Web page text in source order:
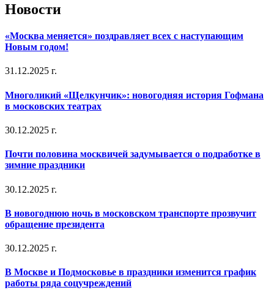
Новости
«Москва меняется» поздравляет всех с наступающим
Новым годом!
31.12.2025 г.
Многоликий «Щелкунчик»: новогодняя история Гофмана
в московских театрах
30.12.2025 г.
Почти половина москвичей задумывается о подработке в
зимние праздники
30.12.2025 г.
В новогоднюю ночь в московском транспорте прозвучит
обращение президента
30.12.2025 г.
В Москве и Подмосковье в праздники изменится график
работы ряда соцучреждений